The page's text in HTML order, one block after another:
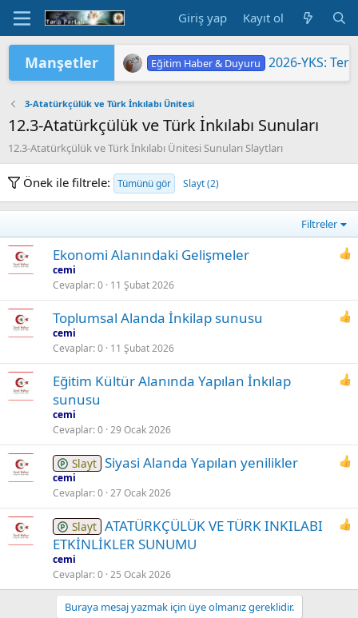
Giriş yap Kayıt ol
Manşetler Eğitim Haber & Duyuru 2026-YKS:
Eğitim Haber & Duyuru
Eğitim Haber & Duyuru
Eğitim Haber & Duyuru
TÜRKİYE YÜZYILI MAARİF
Eğitim Haber & Duyuru
2026 Yükseköğretim Kurumları
Eğitim Haber & Duyuru
Eğitim Haber & Duyuru
2026 HAZİRAN DÖNEMİ MESLEKİ
3-Atatürkçülük ve Türk İnkılabı Ünitesi
12.3-Atatürkçülük ve Türk İnkılabı Sunuları
12.3-Atatürkçülük ve Türk İnkılabı Ünitesi Sunuları Slaytları
Önek ile filtrele: Tümünü gör Slayt (2)
Filtreler
Ekonomi Alanındaki Gelişmeler
cemi
Cevaplar 0 11 Şubat 2026
Toplumsal Alanda İnkilap sunusu
cemi
Cevaplar 0 11 Şubat 2026
Eğitim Kültür Alanında Yapılan İnkılap
sunusu
cemi
Cevaplar 0 29 Ocak 2026
Slayt Siyasi Alanda Yapılan yenilikler
cemi
Cevaplar 0 27 Ocak 2026
Slayt ATATÜRKÇÜLÜK VE TÜRK INKILABI
ETKİNLİKLER SUNUMU
cemi
Cevaplar 0 25 Ocak 2026
Buraya mesaj yazmak için üye olmanız gereklidir.